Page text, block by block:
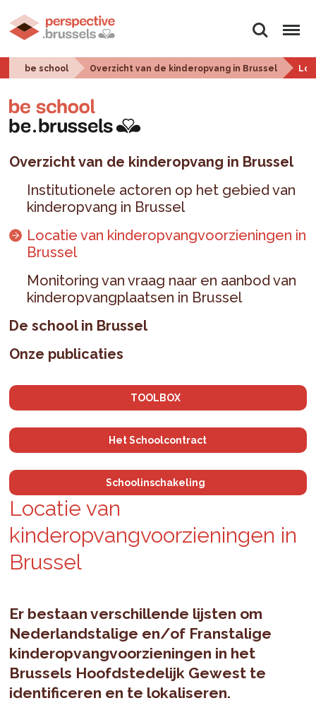
Zoeken Menu
be school Overzicht van de kinderopvang in Brussel
Overzicht van de kinderopvang in Brussel
Institutionele actoren op het gebied van
kinderopvang in Brussel
Locatie van kinderopvangvoorzieningen in
Brussel
Monitoring van vraag naar en aanbod van
kinderopvangplaatsen in Brussel
De school in Brussel
Onze publicaties
TOOLBOX
Het Schoolcontract
Schoolinschakeling
Locatie van
kinderopvangvoorzieningen in
Brussel
Er bestaan verschillende lijsten om
Nederlandstalige en/of Franstalige
kinderopvangvoorzieningen in het
Brussels Hoofdstedelijk Gewest te
identificeren en te lokaliseren.